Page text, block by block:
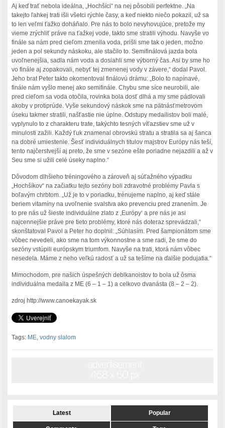
Aj keď trať nebola ideálna, „Hochšíci“ na nej pôsobili perfektne. „Na
takejto ľahkej trati išli všetci rýchle časy, a keď niekto niečo pokazil, už sa
to len veľmi ťažko doháňalo. Pre nás to bolo nevyhovujúce, pretože my
vieme zrýchliť práve na ťažkej vode, takto sme stratili výhodu. Navyše vo
finále sa nám pred cieľom zmenila voda, prišli sme tak o jeden, možno
jeden a pol sekundy náskoku, ale stačilo to. Semifinálová jazda bola
uvoľnenejšia, sadla nám voda a dosiahli sme výborný čas. Asi by sme ho
vo finále aj zopakovali, nebyť tej zmenenej vody v závere,“ dodal Pavol.
Jeho brat Peter takto okomentoval finálovú drámu: „Bolo to napínavé,
finále nám vyšlo menej ako semifinále. Chybu sme síce neurobili, ale
pred cieľom sa voda otočila, rovinka bola dosť dlhá a my sme pádlovali
akoby v protiprúde. Vyše sekundový náskok sme na pätnásťmetrovom
úseku takmer stratili, našťastie nie úplne. Odstupy medailistov boli malé,
vyplynulo to z charakteru trate, takýchto tesných víťazstiev sme už v
minulosti zažili. Každý ťuk znamenal obrovskú stratu a stratila sa aj šanca
na dobré umiestenie. Šesť individuálnych titulov majstrov Európy nás teší,
tento najčerstvejší aj preto, že sme v sezóne ešte poriadne nejazdili a až v
Seu sme si užili celé úseky naplno.“
Dôvodom dlhšieho tréningového a zároveň aj súťažného výpadku
„Hochšíkov“ na začiatku tejto sezóny boli zdravotné problémy Pavla s
boľavým chrbtom. „Už je to v poriadku, trénujeme naplno, aj keď stále
beriem vitamíny na uvoľnenie svalstva ako prevenciu pred zranením. Je
to pre nás už šieste individuálne zlato z ,Európy‘ a pre nás je asi
najcennejšie práve pre tieto problémy, ktoré nás doteraz sprevádzali,“
skonštatoval Pavol a Peter ho doplnil: „Súhlasím. Pred šampionátom sme
vôbec nevedeli, ako sme na tom výkonnostne a sme radi, že sme do
sezóny vstúpili európskym triumfom. Navyše na trati, ktorá nám vôbec
nesedela. Máme z neho veľkú radosť a už sa tešíme na ďalšie podujatia.“
Mimochodom, pre našich úspešných deblkanoistov to bola už ôsma
individuálna medaila z ME (6 – 1 – 1) a celkovo dvanásta (8 – 2 – 2).
zdroj http://www.canoekayak.sk
Tags: ME ,vodny slalom
Latest Popular